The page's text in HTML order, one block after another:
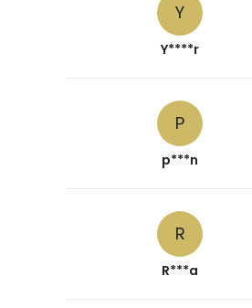
Y
Y****r
P
p***n
R
R***a